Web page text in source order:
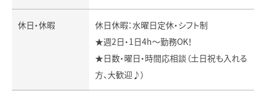
休日・休暇
休日休暇：水曜日定休・シフト制
★週2日・1日4h～勤務OK！
★日数・曜日・時間応相談（土日祝も入れる
方、大歓迎♪）